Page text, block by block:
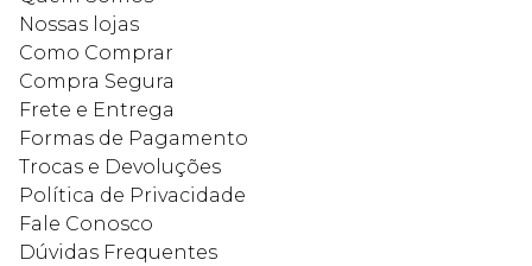
Nossas lojas
Como Comprar
Compra Segura
Frete e Entrega
Formas de Pagamento
Trocas e Devoluções
Política de Privacidade
Fale Conosco
Dúvidas Frequentes